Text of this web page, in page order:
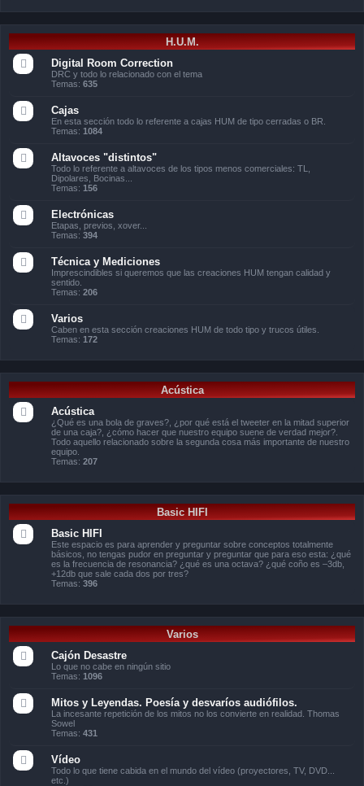
H.U.M.
Digital Room Correction
DRC y todo lo relacionado con el tema
Temas: 635
Cajas
En esta sección todo lo referente a cajas HUM de tipo cerradas o BR.
Temas: 1084
Altavoces "distintos"
Todo lo referente a altavoces de los tipos menos comerciales: TL,
Dipolares, Bocinas...
Temas: 156
Electrónicas
Etapas, previos, xover...
Temas: 394
Técnica y Mediciones
Imprescindibles si queremos que las creaciones HUM tengan calidad y
sentido.
Temas: 206
Varios
Caben en esta sección creaciones HUM de todo tipo y trucos útiles.
Temas: 172
Acústica
Acústica
¿Qué es una bola de graves?, ¿por qué está el tweeter en la mitad superior
de una caja?, ¿cómo hacer que nuestro equipo suene de verdad mejor?.
Todo aquello relacionado sobre la segunda cosa más importante de nuestro
equipo.
Temas: 207
Basic HIFI
Basic HIFI
Este espacio es para aprender y preguntar sobre conceptos totalmente
básicos, no tengas pudor en preguntar y preguntar que para eso esta: ¿qué
es la frecuencia de resonancia? ¿qué es una octava? ¿qué coño es –3db,
+12db que sale cada dos por tres?
Temas: 396
Varios
Cajón Desastre
Lo que no cabe en ningún sitio
Temas: 1096
Mitos y Leyendas. Poesía y desvaríos audiófilos.
La incesante repetición de los mitos no los convierte en realidad. Thomas
Sowel
Temas: 431
Vídeo
Todo lo que tiene cabida en el mundo del vídeo (proyectores, TV, DVD...
etc.)